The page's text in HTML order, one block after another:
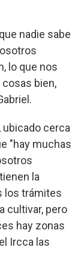
nadie sabe
lo que nos
bien,
ubicado cerca
"hay muchas
la
los trámites
cultivar, pero
hay zonas
Ircca las